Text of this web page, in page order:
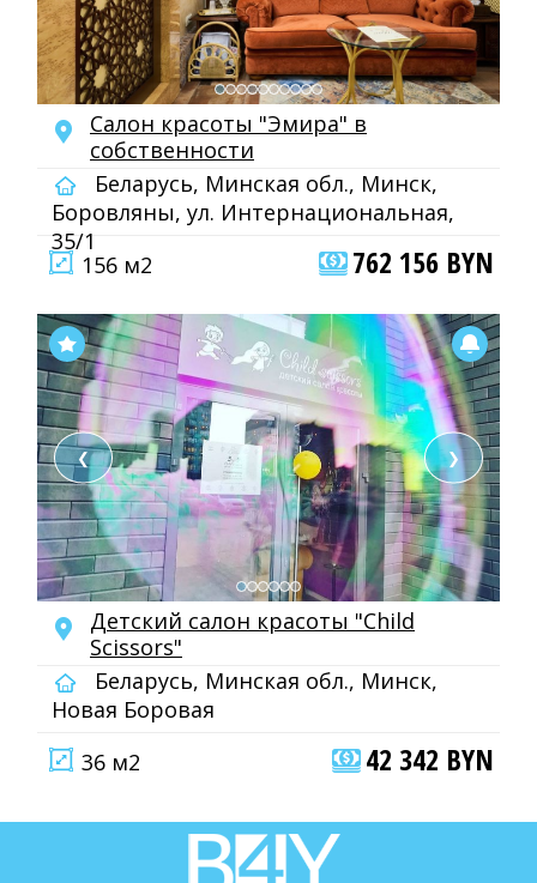
Салон красоты "Эмира" в
собственности
Беларусь, Минская обл., Минск,
Боровляны, ул. Интернациональная,
35/1
156 м2
762 156 BYN
❮ ❯
Детский салон красоты "Child
Scissors"
Беларусь, Минская обл., Минск,
Новая Боровая
36 м2
42 342 BYN